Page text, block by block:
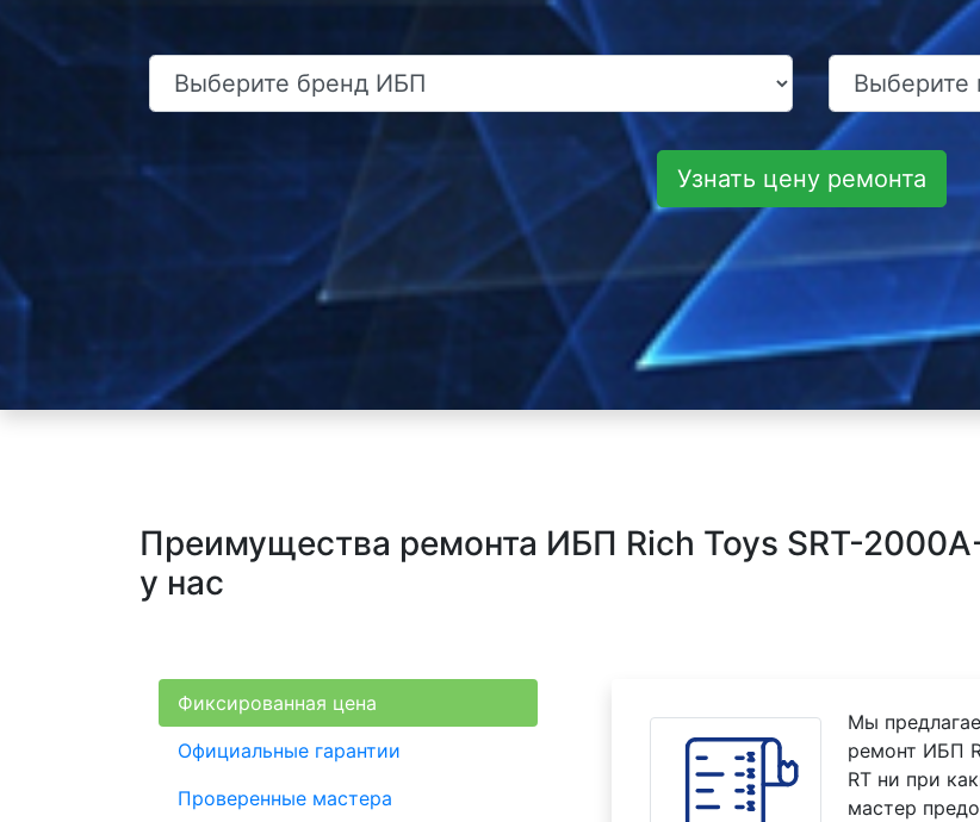
Узнать цену ремонта
Преимущества ремонта ИБП Rich Toys SRT-
у нас
Фиксированная цена
Официальные гарантии
Проверенные мастера
Мы
ремонт ИБП
RT ни при
мастер